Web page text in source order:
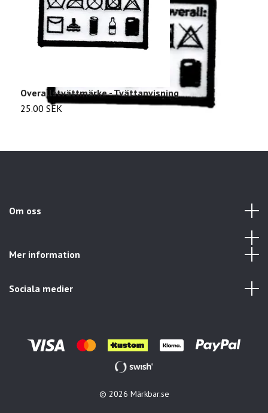
Overallstvättmärke - Tvättanvisning
25.00 SEK
Om oss
Mer information
Sociala medier
© 2026 Märkbar.se